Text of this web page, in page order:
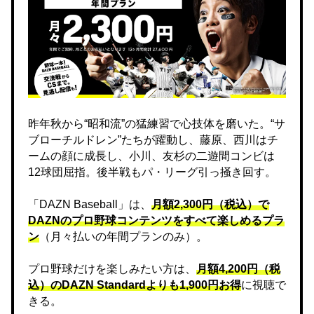
昨年秋から“昭和流”の猛練習で心技体を磨いた。“サ
ブローチルドレン”たちが躍動し、藤原、西川はチ
ームの顔に成長し、小川、友杉の二遊間コンビは
12球団屈指。後半戦もパ・リーグ引っ掻き回す。
「DAZN Baseball」は、 月額2,300円（税込）で
DAZNのプロ野球コンテンツをすべて楽しめるプラ
ン （月々払いの年間プランのみ）。
プロ野球だけを楽しみたい方は、 月額4,200円（税
込）のDAZN Standard​よりも1,900円お得に視聴で
きる。